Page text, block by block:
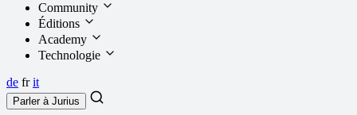
Community
Éditions
Academy
Technologie
de fr it
Parler à Jurius